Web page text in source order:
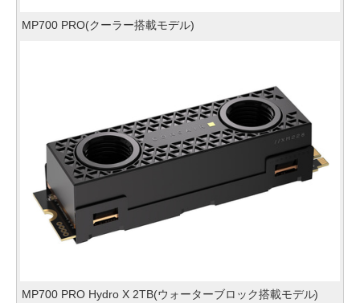
MP700 PRO(クーラー搭載モデル)
MP700 PRO Hydro X 2TB(ウォーターブロック搭載モデル)